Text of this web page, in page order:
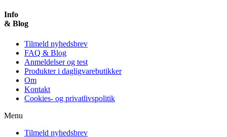
Info
& Blog
Tilmeld nyhedsbrev
FAQ & Blog
Anmeldelser og test
Produkter i dagligvarebutikker
Om
Kontakt
Cookies- og privatlivspolitik
Menu
Tilmeld nyhedsbrev